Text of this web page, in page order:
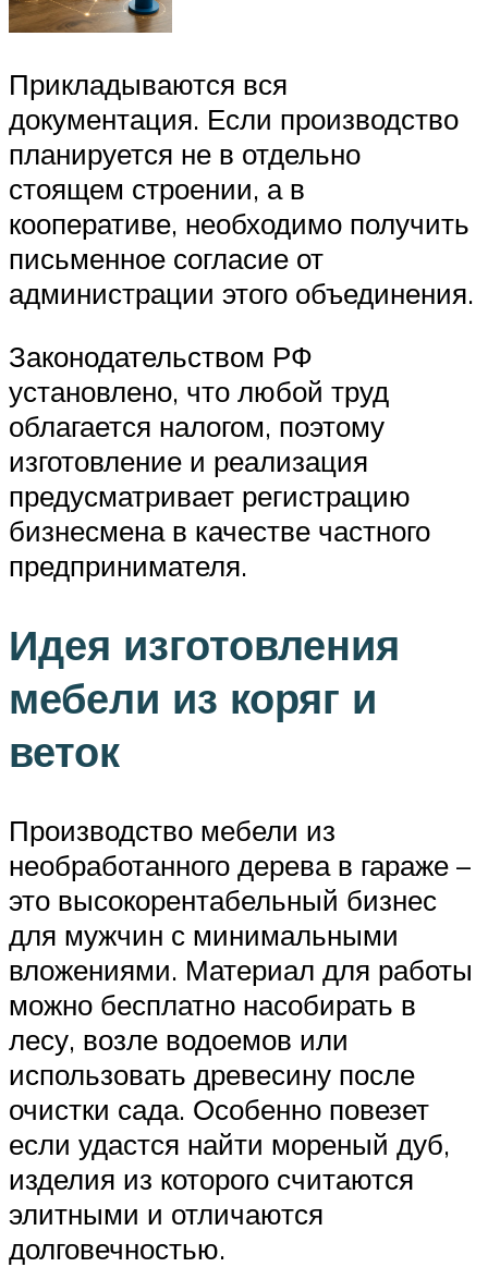
Прикладываются вся
документация. Если производство
планируется не в отдельно
стоящем строении, а в
кооперативе, необходимо получить
письменное согласие от
администрации этого объединения.
Законодательством РФ
установлено, что любой труд
облагается налогом, поэтому
изготовление и реализация
предусматривает регистрацию
бизнесмена в качестве частного
предпринимателя.
Идея изготовления
мебели из коряг и
веток
Производство мебели из
необработанного дерева в гараже –
это высокорентабельный бизнес
для мужчин с минимальными
вложениями. Материал для работы
можно бесплатно насобирать в
лесу, возле водоемов или
использовать древесину после
очистки сада. Особенно повезет
если удастся найти мореный дуб,
изделия из которого считаются
элитными и отличаются
долговечностью.